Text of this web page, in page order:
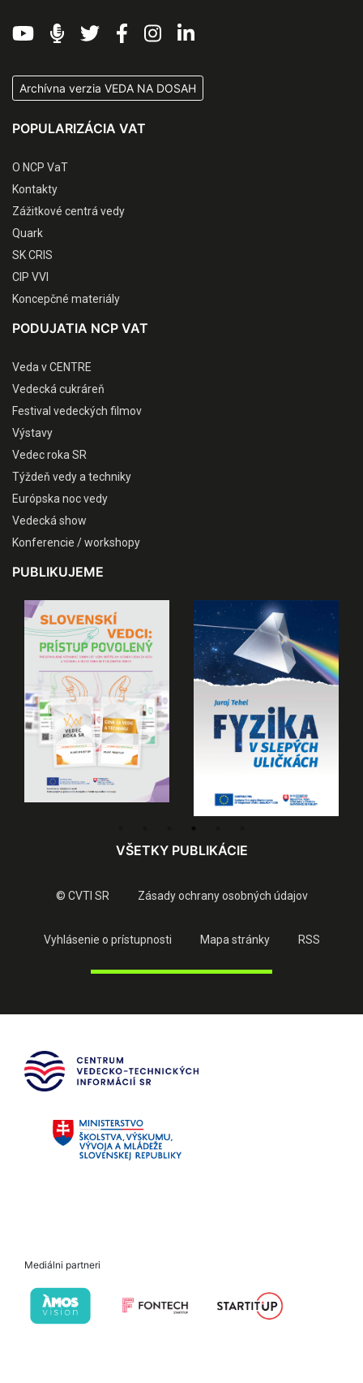
Archívna verzia VEDA NA DOSAH
POPULARIZÁCIA VAT
O NCP VaT
Kontakty
Zážitkové centrá vedy
Quark
SK CRIS
CIP VVI
Koncepčné materiály
PODUJATIA NCP VAT
Veda v CENTRE
Vedecká cukráreň
Festival vedeckých filmov
Výstavy
Vedec roka SR
Týždeň vedy a techniky
Európska noc vedy
Vedecká show
Konferencie / workshopy
PUBLIKUJEME
VŠETKY PUBLIKÁCIE
© CVTI SR Zásady ochrany osobných údajov
Vyhlásenie o prístupnosti Mapa stránky RSS
Mediálni partneri